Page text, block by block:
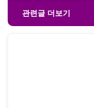
관련글 더보기